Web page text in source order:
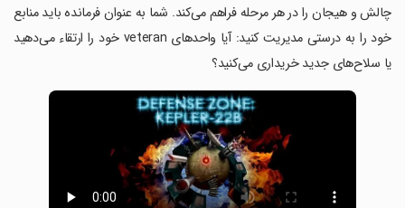
چالش و هیجان را در هر مرحله فراهم می‌کند. شما به عنوان فرمانده باید منابع
خود را به درستی مدیریت کنید: آیا واحدهای veteran خود را ارتقاء می‌دهید
یا سلاح‌های جدید خریداری می‌کنید؟